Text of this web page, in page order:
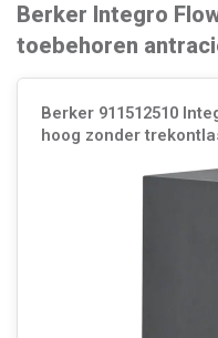
Berker Integro
toebehoren
Berker 911512510
hoog zonder